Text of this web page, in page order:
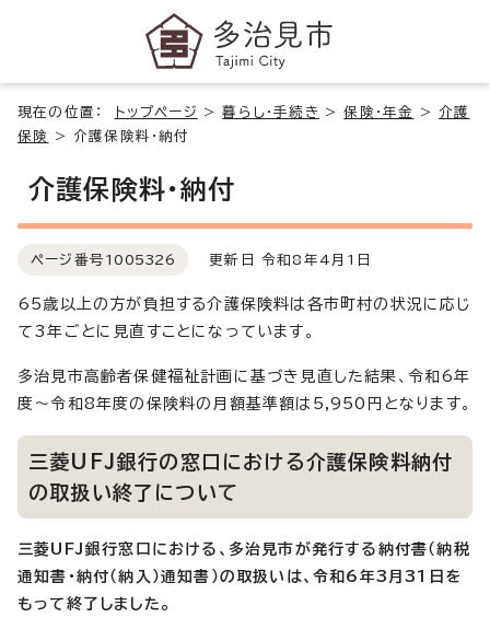
現在の位置： トップページ >暮らし・手続き >保険・年金 > 介護
保険
> 介護保険料・納付
介護保険料・納付
ページ番号 1005326 更新日 令和8年4月1日
65歳以上の方が負担する介護保険料は各市町村の状況に応じ
て3年ごとに見直すことになっています。
多治見市高齢者保健福祉計画に基づき見直した結果、令和6年
度～令和8年度の保険料の月額基準額は5,950円となります。
三菱UFJ銀行の窓口における介護保険料納付
の取扱い終了について
三菱UFJ銀行窓口における、多治見市が発行する納付書（納税
通知書・納付（納入）通知書）の取扱いは、令和6年3月31日を
もって終了しました。